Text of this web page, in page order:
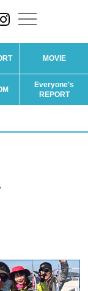
MOVIE
Everyone's
REPORT